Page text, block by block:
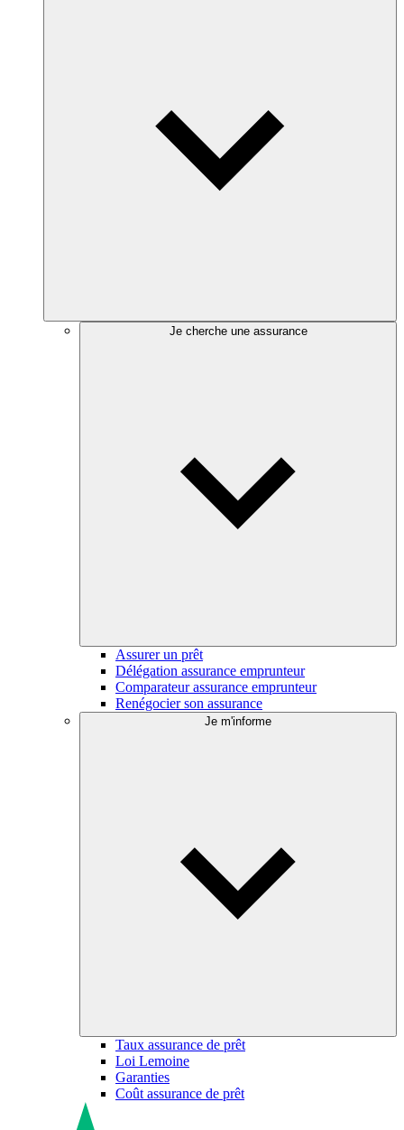
Je cherche une assurance
Assurer un prêt
Délégation assurance emprunteur
Comparateur assurance emprunteur
Renégocier son assurance
Je m'informe
Taux assurance de prêt
Loi Lemoine
Garanties
Coût assurance de prêt